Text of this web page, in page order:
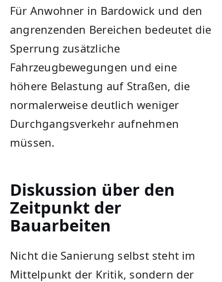
Für Anwohner in Bardowick und den
angrenzenden Bereichen bedeutet die
Sperrung zusätzliche
Fahrzeugbewegungen und eine
höhere Belastung auf Straßen, die
normalerweise deutlich weniger
Durchgangsverkehr aufnehmen
müssen.
Diskussion über den
Zeitpunkt der
Bauarbeiten
Nicht die Sanierung selbst steht im
Mittelpunkt der Kritik, sondern der